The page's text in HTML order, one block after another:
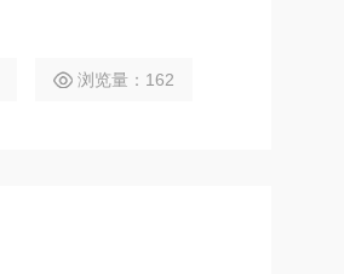
浏览量：162